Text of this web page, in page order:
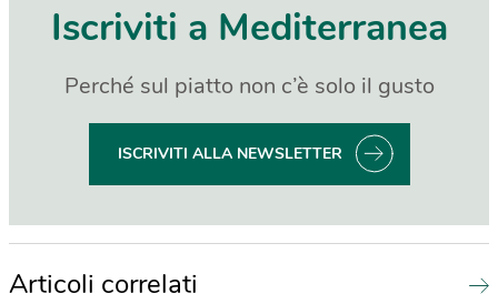
Iscriviti a Mediterranea
Perché sul piatto non c’è solo il gusto
ISCRIVITI ALLA NEWSLETTER
Articoli correlati